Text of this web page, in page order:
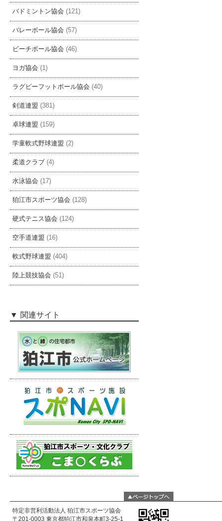
バドミントン協会 (121)
バレーボール協会 (57)
ビーチボール協会 (46)
ヨガ協会 (1)
ラグビーフットボール協会 (40)
剣道連盟 (381)
卓球連盟 (159)
学童軟式野球連盟 (2)
柔道クラブ (4)
水泳協会 (17)
狛江市スポーツ協会 (128)
硬式テニス協会 (124)
空手道連盟 (16)
軟式野球連盟 (404)
陸上競技協会 (51)
関連サイト
特定非営利活動法人 狛江市スポーツ協会
〒201-0003 東京都狛江市和泉本町3-25-1